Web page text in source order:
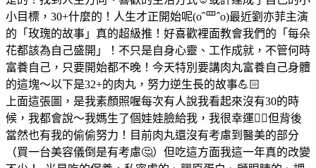
小目標，30+什麼的！人生才正開始呢(oˆ罒ˆo)最近劉亦菲主演
的「玫瑰的故事」真的超級推！好喜歡裡面教會我們的「每朵
花都該為自己盛開」！不只是自身心靈、工作成就，不管何時
富養自己，只要開始都不晚！今天特別要講肉丸富養自己身體
的這塊～以下是32+的肉丸，努力逆生長的故事💪🏻
上面這張圖，是我素顏照喔每次有人說我看起來沒有30的時
候，我都會說～我媽生了個娃娃臉給我，我很幸運👍🏻但背後
當然也有我的偷偷努力！目前肉丸還沒有考慮到醫美的部分
（買一台美容儀倒是有考慮🤔）但吃這方面我這一年真的改變